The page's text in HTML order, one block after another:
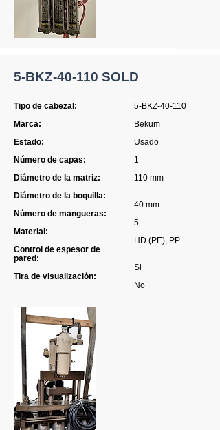
5-BKZ-40-110 SOLD
Tipo de cabezal:
Marca:
Estado:
Número de capas:
Diámetro de la matriz:
Diámetro de la boquilla:
Número de mangueras:
Material:
Control de espesor de
pared:
Tira de visualización:
5-BKZ-40-110
Bekum
Usado
1
110 mm
40 mm
5
HD (PE), PP
Si
No